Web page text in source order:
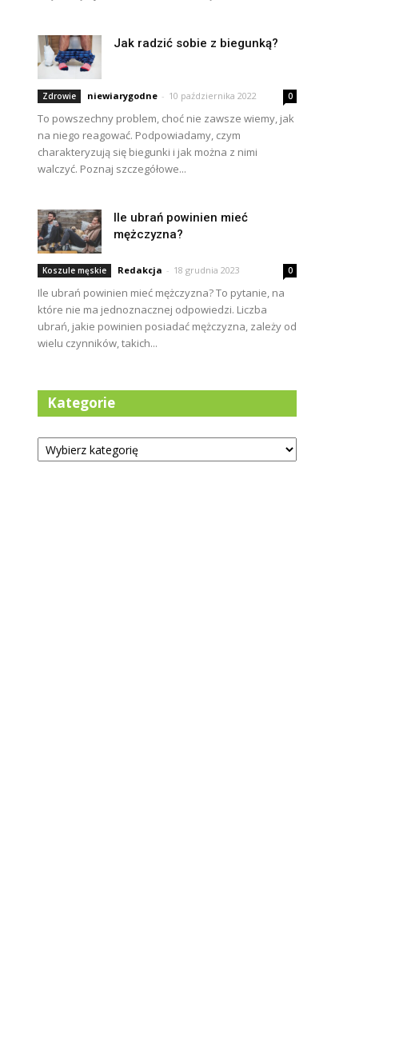
Jak radzić sobie z biegunką?
Zdrowie niewiarygodne - 10 października 2022 0
To powszechny problem, choć nie zawsze wiemy, jak
na niego reagować. Podpowiadamy, czym
charakteryzują się biegunki i jak można z nimi
walczyć. Poznaj szczegółowe...
Ile ubrań powinien mieć
mężczyzna?
Koszule męskie Redakcja - 18 grudnia 2023 0
Ile ubrań powinien mieć mężczyzna? To pytanie, na
które nie ma jednoznacznej odpowiedzi. Liczba
ubrań, jakie powinien posiadać mężczyzna, zależy od
wielu czynników, takich...
Kategorie
Kategorie